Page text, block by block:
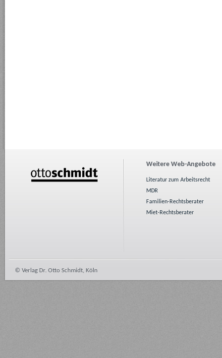
Weitere Web-Angebote
Literatur zum Arbeitsrecht
MDR
Familien-Rechtsberater
Miet-Rechtsberater
© Verlag Dr. Otto Schmidt, Köln